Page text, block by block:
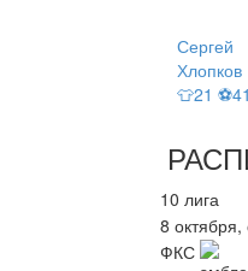
Сергей
Хлопков
👕21
10 лига
8 октября,
ФКС